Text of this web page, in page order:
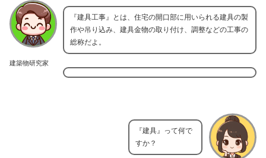
建築物研究家
『建具工事』とは、住宅の開口部に用いられる建具の製
作や吊り込み、建具金物の取り付け、調整などの工事の
総称だよ。
『建具』って何で
すか？